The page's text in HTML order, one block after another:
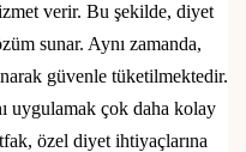
verir. Bu şekilde, diyet
sunar. Aynı zamanda,
güvenle tüketilmektedir.
uygulamak çok daha kolay
özel diyet ihtiyaçlarına